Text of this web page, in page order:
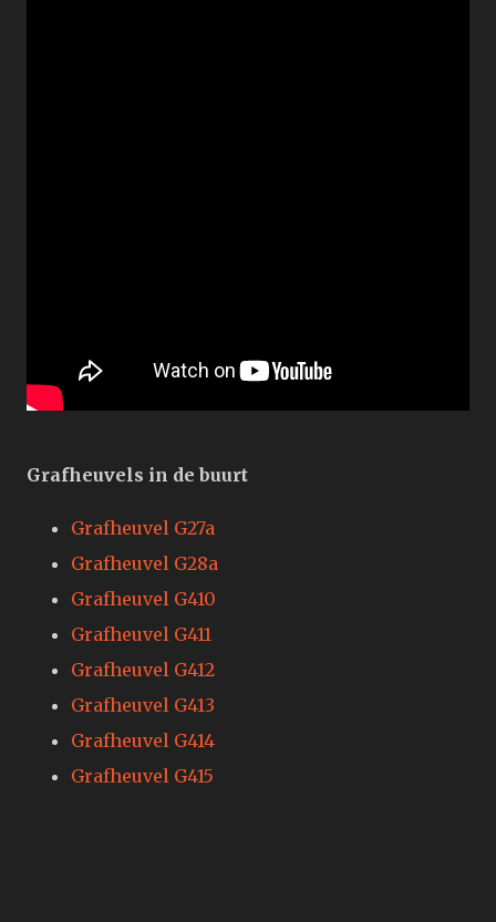
Grafheuvels in de buurt
Grafheuvel G27a
Grafheuvel G28a
Grafheuvel G410
Grafheuvel G411
Grafheuvel G412
Grafheuvel G413
Grafheuvel G414
Grafheuvel G415